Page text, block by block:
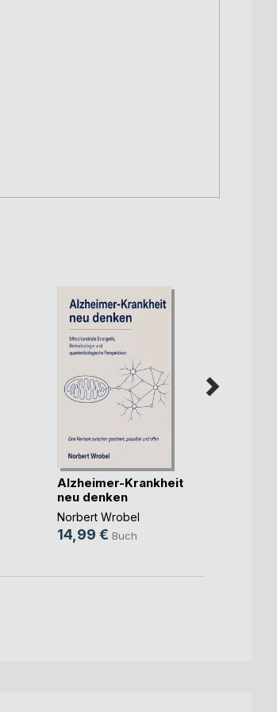
Alzheimer-Krankheit
neu denken
Norbert Wrobel
14,99 € Buch